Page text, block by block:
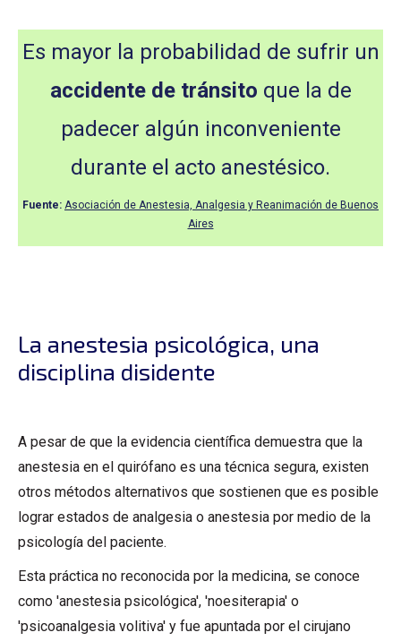
Es mayor la probabilidad de sufrir un
accidente de tránsito que la de
padecer algún inconveniente
durante el acto anestésico.
Fuente: Asociación de Anestesia, Analgesia y Reanimación de Buenos
Aires
La anestesia psicológica, una
disciplina disidente
A pesar de que la evidencia científica demuestra que la
anestesia en el quirófano es una técnica segura, existen
otros métodos alternativos que sostienen que es posible
lograr estados de analgesia o anestesia por medio de la
psicología del paciente.
Esta práctica no reconocida por la medicina, se conoce
como 'anestesia psicológica', 'noesiterapia' o
'psicoanalgesia volitiva' y fue apuntada por el cirujano